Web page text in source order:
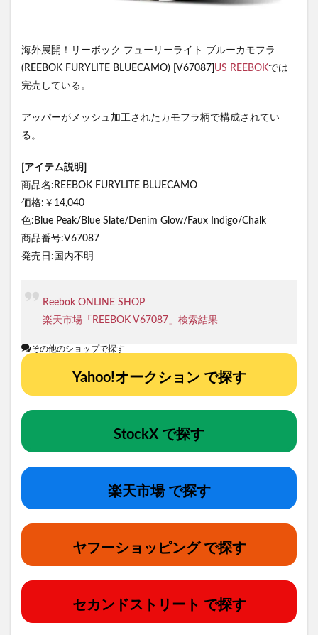
海外展開！リーボック フューリーライト ブルーカモフラ
(REEBOK FURYLITE BLUECAMO) [V67087] US REEBOKでは
完売している。
アッパーがメッシュ加工されたカモフラ柄で構成されてい
る。
[アイテム説明]
商品名:REEBOK FURYLITE BLUECAMO
価格:￥14,040
色:Blue Peak/Blue Slate/Denim Glow/Faux Indigo/Chalk
商品番号:V67087
発売日:国内不明
Reebok ONLINE SHOP
楽天市場「REEBOK V67087」検索結果
その他のショップで探す
Yahoo!オークション で探す
StockX で探す
楽天市場 で探す
ヤフーショッピング で探す
セカンドストリート で探す